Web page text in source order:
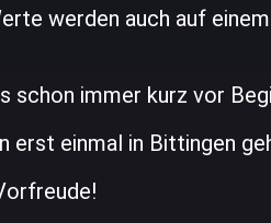
werden auch auf
schon immer kurz vor
erst einmal in Bittingen